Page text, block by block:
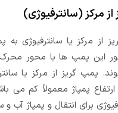
مرکز (سانترفیوژی)
از مرکز یا سانترفیوژی
این پمپ ها با محور
پمپ گریز از مرکز یا
ارتفاع پمپاژ معمولاً کم می
برای انتقال و پمپاژ آب